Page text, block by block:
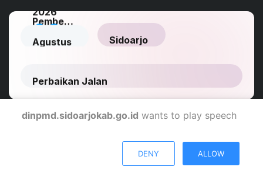
Dinas Komunikasi Dan Informatika Kabupaten Sidoarjo
© 2024
dinpmd.sidoarjokab.go.id wants to play speech
DENY ALLOW